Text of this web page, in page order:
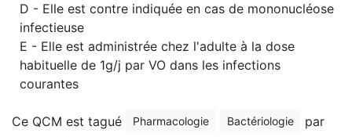
D - Elle est contre indiquée en cas de mononucléose
infectieuse
E - Elle est administrée chez l'adulte à la dose
habituelle de 1g/j par VO dans les infections
courantes
Ce QCM est tagué Pharmacologie Bactériologie
par